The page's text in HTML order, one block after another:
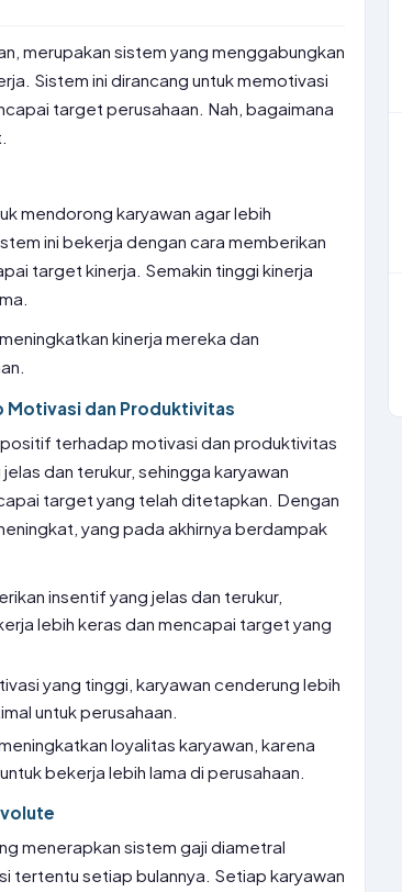
merupakan sistem yang menggabungkan
Sistem ini dirancang untuk memotivasi
target perusahaan. Nah, bagaimana
mendorong karyawan agar lebih
ini bekerja dengan cara memberikan
target kinerja. Semakin tinggi kinerja
kinerja mereka dan
Motivasi dan Produktivitas
terhadap motivasi dan produktivitas
dan terukur, sehingga karyawan
target yang telah ditetapkan. Dengan
yang pada akhirnya berdampak
insentif yang jelas dan terukur,
lebih keras dan mencapai target yang
yang tinggi, karyawan cenderung lebih
untuk perusahaan.
loyalitas karyawan, karena
bekerja lebih lama di perusahaan.
menerapkan sistem gaji diametral
tertentu setiap bulannya. Setiap karyawan